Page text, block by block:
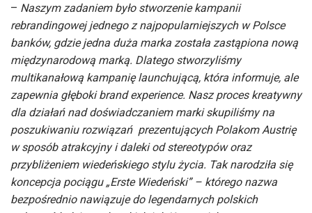
– Naszym zadaniem było stworzenie kampanii
rebrandingowej jednego z najpopularniejszych w Polsce
banków, gdzie jedna duża marka została zastąpiona nową
międzynarodową marką. Dlatego stworzyliśmy
multikanałową kampanię launchującą, która informuje, ale
zapewnia głęboki brand experience. Nasz proces kreatywny
dla działań nad doświadczaniem marki skupiliśmy na
poszukiwaniu rozwiązań prezentujących Polakom Austrię
w sposób atrakcyjny i daleki od stereotypów oraz
przybliżeniem wiedeńskiego stylu życia. Tak narodziła się
koncepcja pociągu „Erste Wiedeński” – którego nazwa
bezpośrednio nawiązuje do legendarnych polskich